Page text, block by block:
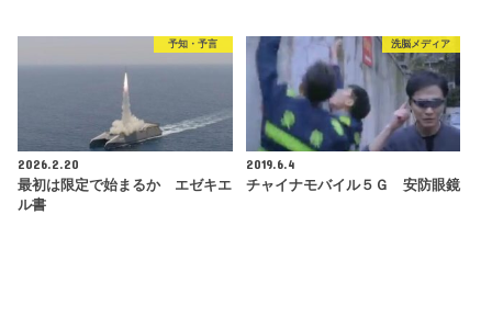
予知・予言
2026.2.20
最初は限定で始まるか エゼキエ
ル書
洗脳メディア
2019.6.4
チャイナモバイル５Ｇ 安防眼鏡